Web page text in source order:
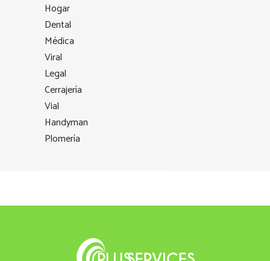
Hogar
Dental
Médica
Viral
Legal
Cerrajería
Vial
Handyman
Plomería